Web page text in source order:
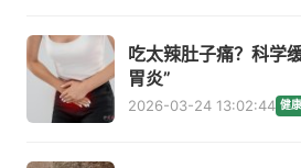
吃太辣肚子痛？科学
胃炎”
2026-03-24 13:02:44 健